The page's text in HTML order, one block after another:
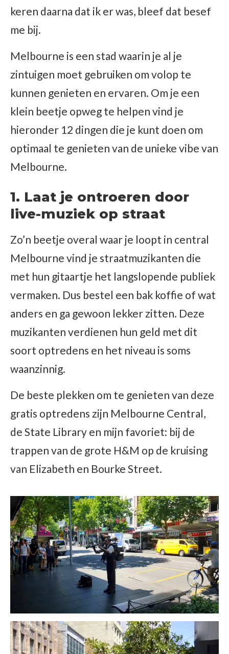
keren daarna dat ik er was, bleef dat besef
me bij.
Melbourne is een stad waarin je al je
zintuigen moet gebruiken om volop te
kunnen genieten en ervaren. Om je een
klein beetje opweg te helpen vind je
hieronder 12 dingen die je kunt doen om
optimaal te genieten van de unieke vibe van
Melbourne.
1. Laat je ontroeren door
live-muziek op straat
Zo’n beetje overal waar je loopt in central
Melbourne vind je straatmuzikanten die
met hun gitaartje het langslopende publiek
vermaken. Dus bestel een bak koffie of wat
anders en ga gewoon lekker zitten. Deze
muzikanten verdienen hun geld met dit
soort optredens en het niveau is soms
waanzinnig.
De beste plekken om te genieten van deze
gratis optredens zijn Melbourne Central,
de State Library en mijn favoriet: bij de
trappen van de grote H&M op de kruising
van Elizabeth en Bourke Street.